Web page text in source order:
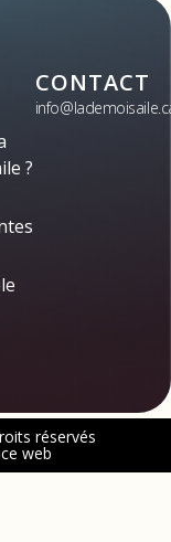
?
CONTACT
réservés
web